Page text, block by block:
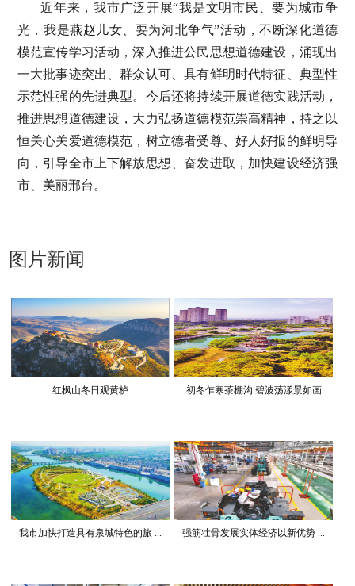
近年来，我市广泛开展“我是文明市民、要为城市争
光，我是燕赵儿女、要为河北争气”活动，不断深化道德
模范宣传学习活动，深入推进公民思想道德建设，涌现出
一大批事迹突出、群众认可、具有鲜明时代特征、典型性
示范性强的先进典型。今后还将持续开展道德实践活动，
推进思想道德建设，大力弘扬道德模范崇高精神，持之以
恒关心关爱道德模范，树立德者受尊、好人好报的鲜明导
向，引导全市上下解放思想、奋发进取，加快建设经济强
市、美丽邢台。
图片新闻
红枫山冬日观黄栌 初冬乍寒茶棚沟 碧波荡漾景如画
我市加快打造具有泉城特色的旅 ... 强筋壮骨发展实体经济以新优势 ...